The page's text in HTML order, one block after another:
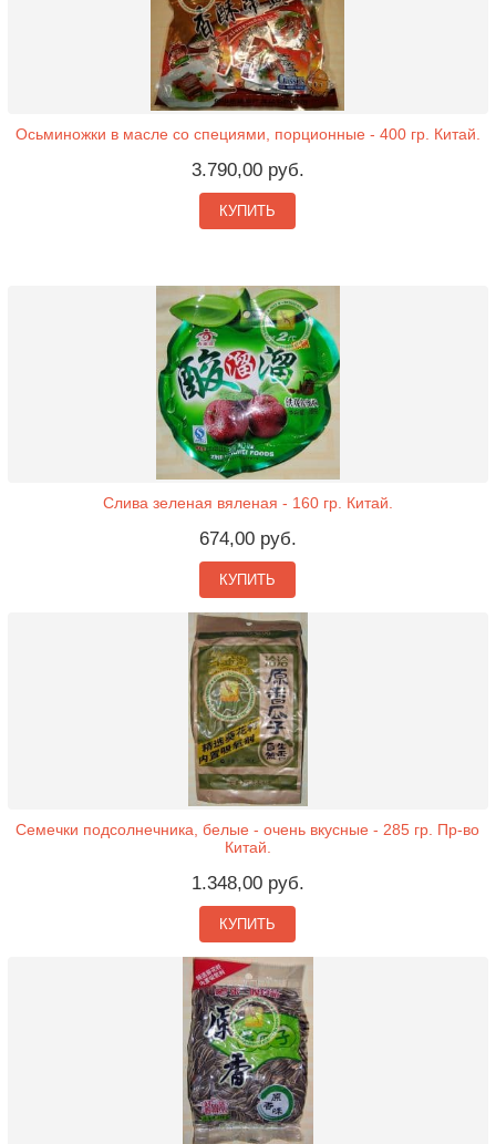
Осьминожки в масле со специями, порционные - 400 гр. Китай.
3.790,00 руб.
КУПИТЬ
Слива зеленая вяленая - 160 гр. Китай.
674,00 руб.
КУПИТЬ
Семечки подсолнечника, белые - очень вкусные - 285 гр. Пр-во
Китай.
1.348,00 руб.
КУПИТЬ